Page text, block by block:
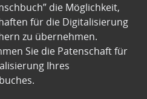
die Möglichkeit,
für die Digitalisierung
zu übernehmen.
Sie die Patenschaft für
Ihres